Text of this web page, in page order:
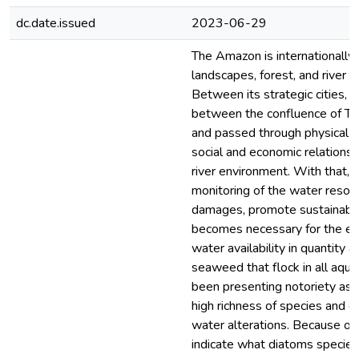
dc.date.issued
2023-06-29
The Amazon is
landscapes, forest, and river
Between its strategic cities,
between the confluence of
and passed through physical
social and economic
river environment. With that,
monitoring of the water
damages, promote
becomes necessary for the
water availability in quantity
seaweed that flock in all
been presenting notoriety as
high richness of species and
water alterations. Because
indicate what diatoms